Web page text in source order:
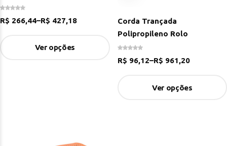
R$ 266,44–R$ 427,18
Ver opções
Corda Trançada
Polipropileno Rolo
R$ 96,12–R$ 961,20
Ver opções